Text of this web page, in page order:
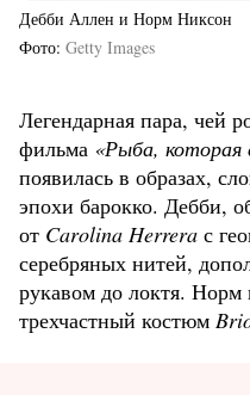
Дебби Аллен и Норм Никсон
Фото Getty Images
Легендарная пара, чей
фильма «Рыба, которая
появилась в образах,
эпохи барокко. Дебби,
от Carolina Herrera с
серебряных нитей,
рукавом до локтя. Норм
трехчастный костюм